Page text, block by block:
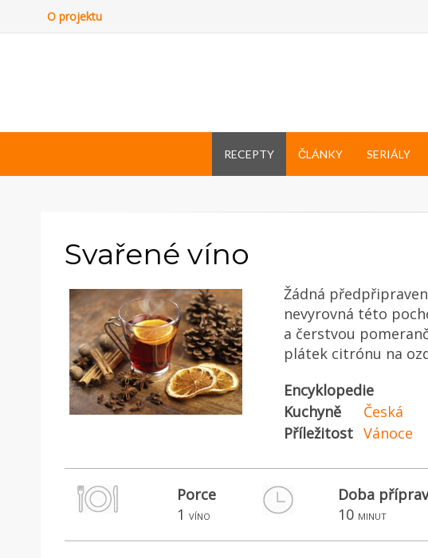
O projektu
RECEPTY ČLÁNKY SERIÁLY
Svařené víno
Žádná
nevyrovná této
a čerstvou
plátek citrónu na
Encyklopedie
Kuchyně
Česká
Příležitost Vánoce
Porce
1 víno
Doba
10 minut